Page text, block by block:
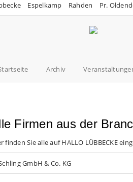
Espelkamp Rahden Pr.
Archiv
Firmen aus der
finden Sie alle auf HALLO LÜBBECKE
GmbH & Co. KG